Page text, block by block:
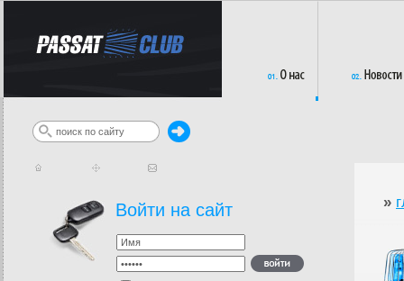
Войти на сайт »